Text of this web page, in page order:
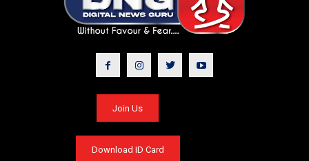
Join Us
Download ID Card